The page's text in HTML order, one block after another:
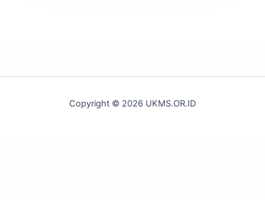
Copyright © 2026 UKMS.OR.ID